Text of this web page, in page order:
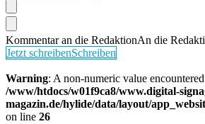
Kommentar an die RedaktionAn die
Jetzt schreibenSchreiben
Warning: A non-numeric value
/www/htdocs/w01f9ca8/www.digital-
magazin.de/hylide/data/layout/
on line 26